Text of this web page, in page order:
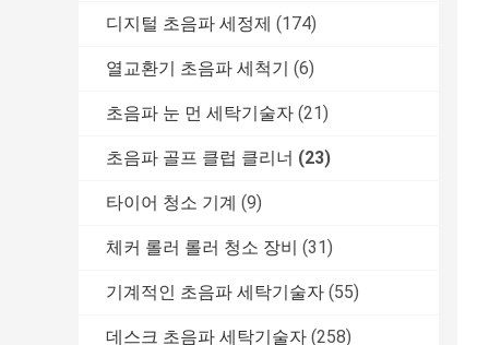
디지털 초음파 세정제 (174)
열교환기 초음파 세척기 (6)
초음파 눈 먼 세탁기술자 (21)
초음파 골프 클럽 클리너 (23)
타이어 청소 기계 (9)
체커 롤러 롤러 청소 장비 (31)
기계적인 초음파 세탁기술자 (55)
데스크 초음파 세탁기술자 (258)